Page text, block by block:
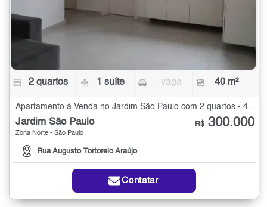
2 quartos 1 suíte - vaga 40 m²
Apartamento à Venda no Jardim São Paulo com 2 quartos - 40 m²
Jardim São Paulo
Zona Norte - São Paulo
Rua Augusto Tortorelo Araújo
R$ 300.000
Contatar